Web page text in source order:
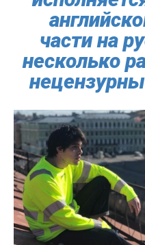
части на
несколько